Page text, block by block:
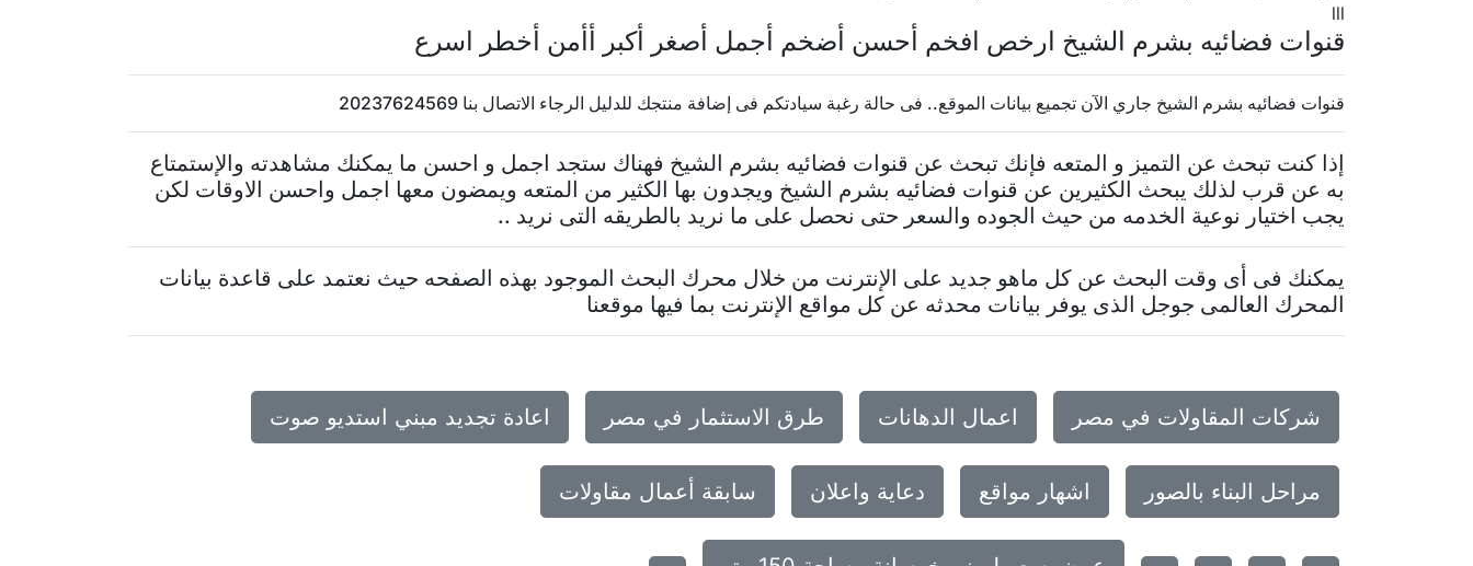
lll
قنوات فضائيه بشرم الشيخ ارخص افخم أحسن أضخم أجمل أصغر أكبر أأمن أخطر اسرع
قنوات فضائيه بشرم الشيخ جاري الآن تجميع بيانات الموقع.. فى حالة رغبة سيادتكم فى إضافة منتجك للدليل الرجاء الاتصال بنا 20237624569
إذا كنت تبحث عن التميز و المتعه فإنك تبحث عن قنوات فضائيه بشرم الشيخ فهناك ستجد اجمل و احسن ما يمكنك مشاهدته والإستمتاع
به عن قرب لذلك يبحث الكثيرين عن قنوات فضائيه بشرم الشيخ ويجدون بها الكثير من المتعه ويمضون معها اجمل واحسن الاوقات لكن
يجب اختيار نوعية الخدمه من حيث الجوده والسعر حتى نحصل على ما نريد بالطريقه التى نريد ..
يمكنك فى أى وقت البحث عن كل ماهو جديد على الإنترنت من خلال محرك البحث الموجود بهذه الصفحه حيث نعتمد على قاعدة بيانات
المحرك العالمى جوجل الذى يوفر بيانات محدثه عن كل مواقع الإنترنت بما فيها موقعنا
شركات المقاولات في مصر اعمال الدهانات طرق الاستثمار في مصر اعادة تجديد مبني استديو صوت
مراحل البناء بالصور اشهار مواقع دعاية واعلان سابقة أعمال مقاولات